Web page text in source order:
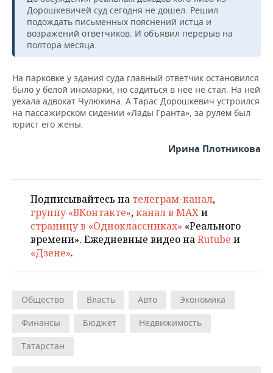
Дорошкевичей суд сегодня не дошел. Решил
подождать письменных пояснений истца и
возражений ответчиков. И объявил перерыв на
полтора месяца.
На парковке у здания суда главный ответчик остановился
было у белой иномарки, но садиться в нее не стал. На ней
уехала адвокат Чулюкина. А Тарас Дорошкевич устроился
на пассажирском сидении «Лады Гранта», за рулем был
юрист его жены.
Ирина Плотникова
Подписывайтесь на телеграм-канал,
группу «ВКонтакте»,канал в MAXи
страницу в «Одноклассниках» «Реального
времени». Ежедневные видео наRutube и
«Дзене».
Общество Власть Авто
Экономика
Финансы
Бюджет
Недвижимость
Татарстан